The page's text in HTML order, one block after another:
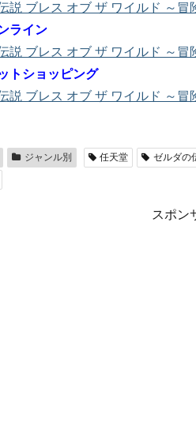
説 ブレス オブ ザ ワイルド ～冒
ライン
説 ブレス オブ ザ ワイルド ～冒
トショッピング
説 ブレス オブ ザ ワイルド ～冒
ジャンル別 任天堂 ゼルダの
スポン